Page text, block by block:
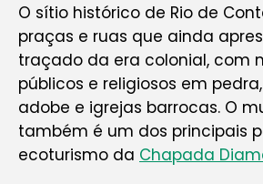
O sítio histórico de Rio de
praças e ruas que ainda
traçado da era colonial, com
públicos e religiosos em
adobe e igrejas barrocas. O
também é um dos principais
ecoturismo da Chapada